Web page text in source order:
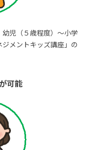
児（５歳程度）～小学
メントキッズ講座」の
可能